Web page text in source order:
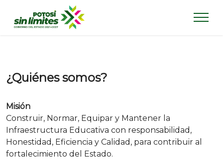
¿Quiénes somos?
Misión
Construir, Normar, Equipar y Mantener la
Infraestructura Educativa con responsabilidad,
Honestidad, Eficiencia y Calidad, para contribuir al
fortalecimiento del Estado.